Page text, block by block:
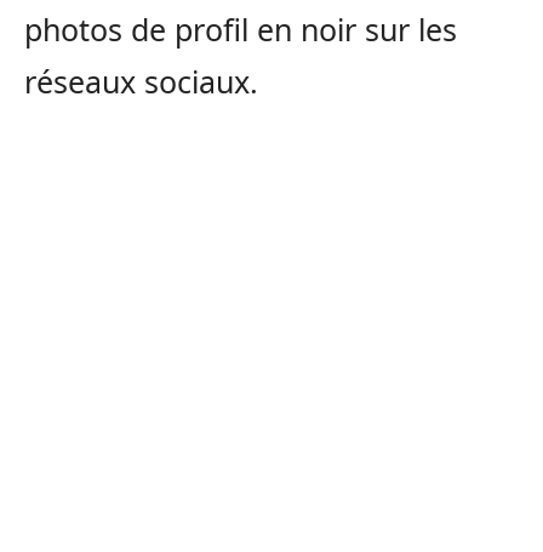
photos de profil en noir sur les
réseaux sociaux.